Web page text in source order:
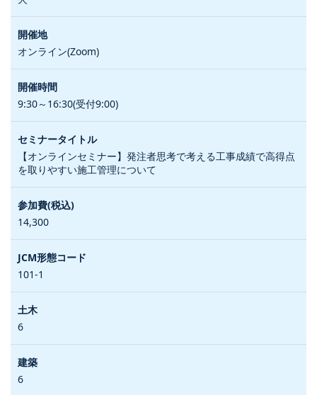
オンライン(Zoom)
9:30～16:30(受付9:00)
【オンラインセミナー】発注者思考で考える工事成績で高得点
を取りやすい施工管理について
14,300
101-1
6
6